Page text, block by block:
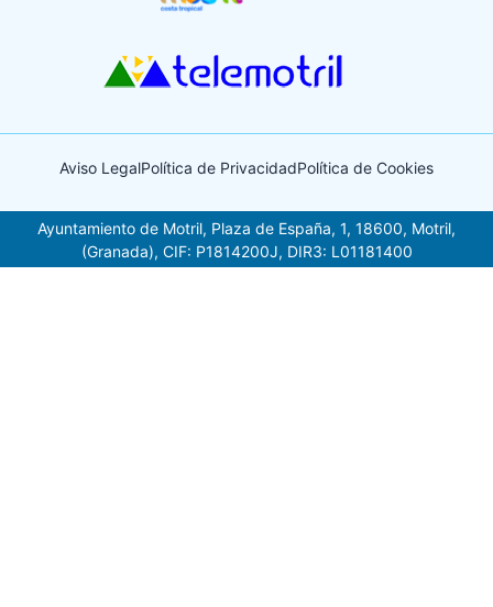
Aviso LegalPolítica de PrivacidadPolítica de Cookies
Ayuntamiento de Motril, Plaza de España, 1, 18600, Motril,
(Granada), CIF: P1814200J, DIR3: L01181400